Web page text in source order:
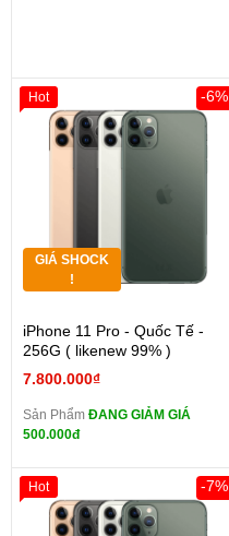
GIÁ SHOCK
!
iPhone 11 Pro - Quốc Tế -
256G ( likenew 99% )
7.800.000₫
-6%
Sản Phẩm ĐANG GIẢM GIÁ
500.000đ
Hot
-7%
Hot